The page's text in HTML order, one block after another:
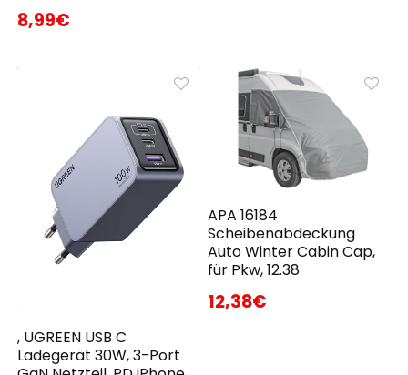
8,99€
, UGREEN USB C
Ladegerät 30W, 3-Port
APA 16184
Scheibenabdeckung
Auto Winter Cabin Cap,
für Pkw, 12.38
12,38€